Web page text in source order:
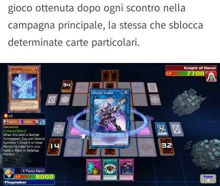
gioco ottenuta dopo ogni scontro nella
campagna principale, la stessa che sblocca
determinate carte particolari.